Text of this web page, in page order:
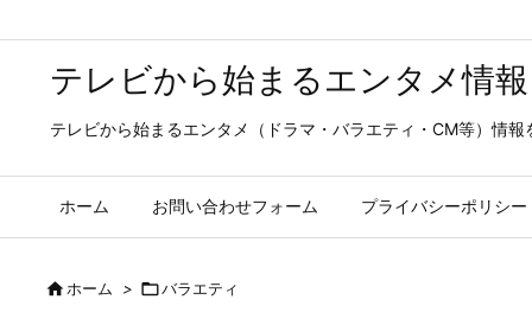
テレビから始まるエンタメ情報
テレビから始まるエンタメ（ドラマ・バラエティ・CM等）情報
ホーム お問い合わせフォーム プライバシーポリシー
ホーム > バラエティ